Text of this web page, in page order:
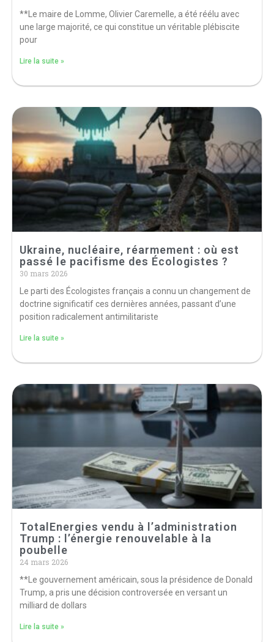
**Le maire de Lomme, Olivier Caremelle, a été réélu avec
une large majorité, ce qui constitue un véritable plébiscite
pour
Lire la suite »
Ukraine, nucléaire, réarmement : où est
passé le pacifisme des Écologistes ?
30 mars 2026
Le parti des Écologistes français a connu un changement de
doctrine significatif ces dernières années, passant d’une
position radicalement antimilitariste
Lire la suite »
TotalEnergies vendu à l’administration
Trump : l’énergie renouvelable à la
poubelle
24 mars 2026
**Le gouvernement américain, sous la présidence de Donald
Trump, a pris une décision controversée en versant un
milliard de dollars
Lire la suite »